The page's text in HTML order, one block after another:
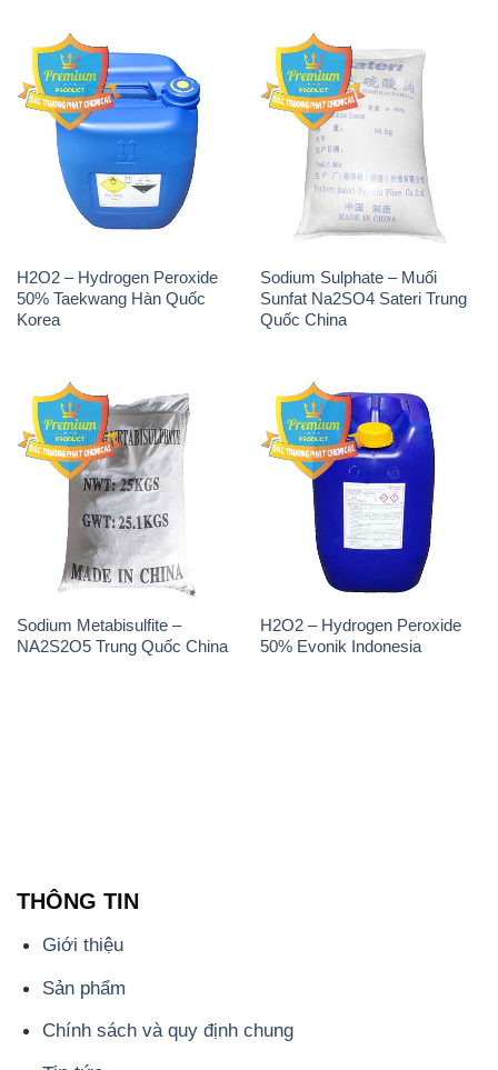
H2O2 – Hydrogen Peroxide
50% Taekwang Hàn Quốc
Sodium Sulphate – Muối
Sunfat Na2SO4 Sateri Trung
Quốc China
Sodium Metabisulfite –
NA2S2O5 Trung Quốc China
H2O2 – Hydrogen Peroxide
50% Evonik Indonesia
Chính sách và quy định chung
Tin tức
Liên hệ